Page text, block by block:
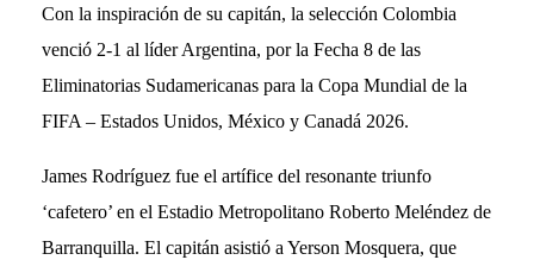
Con la inspiración de su capitán, la selección Colombia
venció 2-1 al líder Argentina, por la Fecha 8 de las
Eliminatorias Sudamericanas para la Copa Mundial de la
FIFA – Estados Unidos, México y Canadá 2026.
James Rodríguez fue el artífice del resonante triunfo
‘cafetero’ en el Estadio Metropolitano Roberto Meléndez de
Barranquilla. El capitán asistió a Yerson Mosquera, que